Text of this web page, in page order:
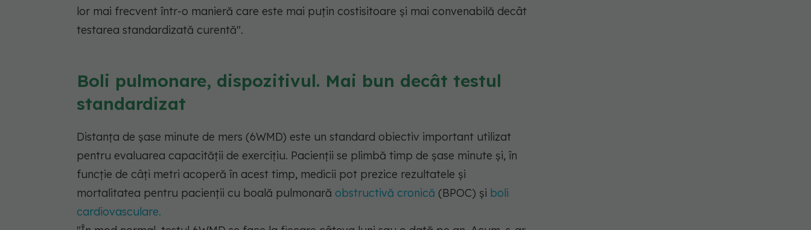
lor mai frecvent într-o manieră care este mai puțin costisitoare și mai convenabilă decât
testarea standardizată curentă".
Boli pulmonare, dispozitivul. Mai bun decât testul
standardizat
Distanța de șase minute de mers (6WMD) este un standard obiectiv important utilizat
pentru evaluarea capacității de exercițiu. Pacienții se plimbă timp de șase minute și, în
funcție de câți metri acoperă în acest timp, medicii pot prezice rezultatele și
mortalitatea pentru pacienții cu boală pulmonară obstructivă cronică (BPOC) și boli
cardiovasculare.